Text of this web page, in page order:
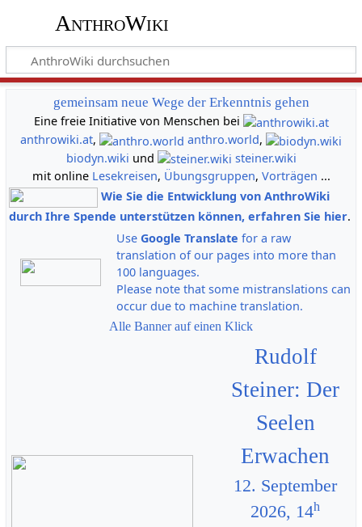
AnthroWiki
gemeinsam neue Wege der Erkenntnis gehen
Eine freie Initiative von Menschen bei
anthrowiki.at, anthro.world,
biodyn.wiki und
steiner.wiki
mit online Lesekreisen, Übungsgruppen, Vorträgen ...
Wie Sie die Entwicklung von AnthroWiki
durch Ihre Spende unterstützen können, erfahren Sie hier.
Use Google Translate for a raw
translation of our pages into more than
100 languages.
Please note that some mistranslations can
occur due to machine translation.
Alle Banner auf einen Klick
Rudolf
Steiner: Der
Seelen
Erwachen
12. September
2026, 14h